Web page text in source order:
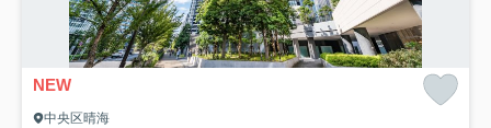
NEW
中央区晴海